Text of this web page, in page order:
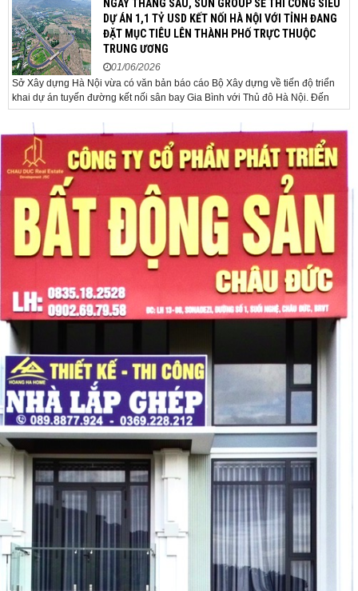
USD/ounce, tăng khoảng 35 USD/ounce so với buổi
sáng. Trong phiên, có thời điểm giá vàng...
NGAY THÁNG SAU, SUN GROUP SẼ THI CÔNG SIÊU
DỰ ÁN 1,1 TỶ USD KẾT NỐI HÀ NỘI VỚI TỈNH ĐANG
ĐẶT MỤC TIÊU LÊN THÀNH PHỐ TRỰC THUỘC
TRUNG ƯƠNG
01/06/2026
Sở Xây dựng Hà Nội vừa có văn bản báo cáo Bộ Xây dựng về tiến độ triển
khai dự án tuyến đường kết nối sân bay Gia Bình với Thủ đô Hà Nội. Đến
nay, công tác giải phóng mặt bằng và chuẩn bị đầu tư của dự án đã ghi nhận
nhiều kết...
ĐĂNG KÝ TƯ VẤN MIỄN PHÍ
HOÀN THÀNH
0835182528 - 0819151818